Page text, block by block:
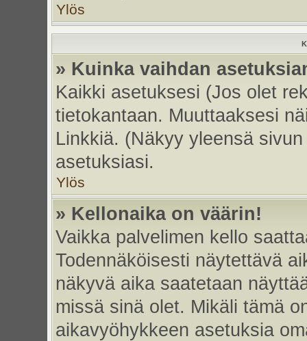
Ylös
» Kuinka vaihdan
Kaikki asetuksesi (Jos olet
tietokantaan. Muuttaaksesi
Linkkiä. (Näkyy yleensä
asetuksiasi.
Ylös
» Kellonaika on väärin!
Vaikka palvelimen kello
Todennäköisesti näytettävä
näkyvä aika saatetaan
missä sinä olet. Mikäli tämä
aikavyöhykkeen asetuksia